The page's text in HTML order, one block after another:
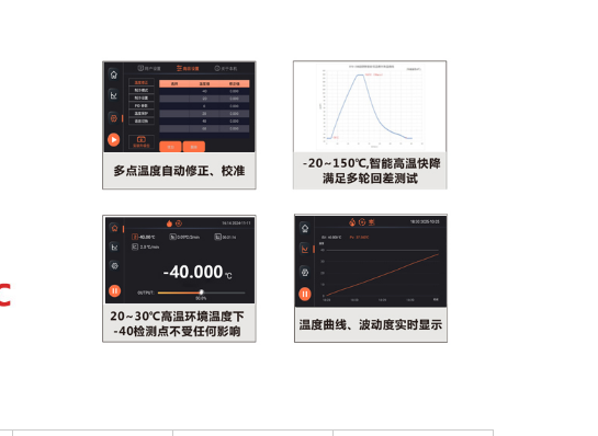
DTZ-01A 标准热电偶自动检定系统
DTZ-02A 标准偶群炉热电偶、热电阻检定系统
热敏电阻全自动检测系统
热电偶检定炉
DTL-300 短型热电偶检定炉
DTL-600 廉金属热电偶检定炉
DTL-600B 标准热电偶检定炉